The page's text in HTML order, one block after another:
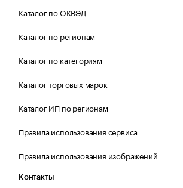
Каталог по ОКВЭД
Каталог по регионам
Каталог по категориям
Каталог торговых марок
Каталог ИП по регионам
Правила использования сервиса
Правила использования изображений
Контакты